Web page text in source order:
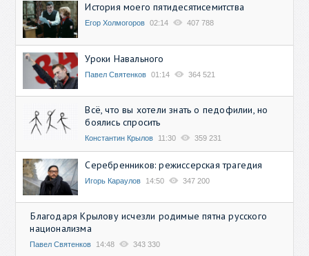
История моего пятидесятисемитства
Егор Холмогоров 02:14 407 788
Уроки Навального
Павел Святенков 01:14 364 521
Всё, что вы хотели знать о педофилии, но
боялись спросить
Константин Крылов 11:30 359 231
Серебренников: режиссерская трагедия
Игорь Караулов 14:50 347 200
Благодаря Крылову исчезли родимые пятна русского
национализма
Павел Святенков 14:48 343 330